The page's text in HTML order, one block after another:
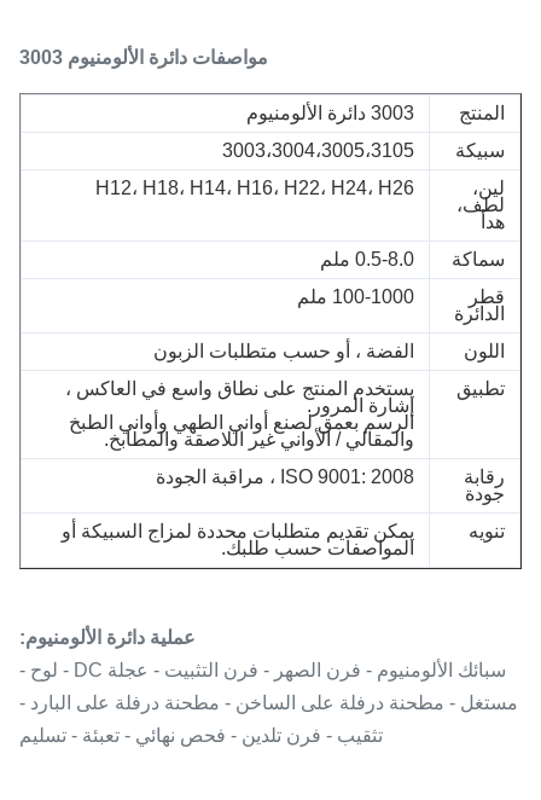
مواصفات دائرة الألومنيوم 3003
المنتج
3003 دائرة الألومنيوم
سبيكة
3003،3004،3005،3105
لين،
لطف،
هدأ
H12، H18، H14، H16، H22، H24، H26
سماكة
0.5-8.0 ملم
قطر
الدائرة
100-1000 ملم
اللون
الفضة ، أو حسب متطلبات الزبون
تطبيق
يستخدم المنتج على نطاق واسع في العاكس ،
إشارة المرور.
الرسم بعمق لصنع أواني الطهي وأواني الطبخ
والمقالي / الأواني غير اللاصقة والمطابخ.
رقابة
جودة
ISO 9001: 2008 ، مراقبة الجودة
تنويه
يمكن تقديم متطلبات محددة لمزاج السبيكة أو
المواصفات حسب طلبك.
عملية دائرة الألومنيوم:
سبائك الألومنيوم - فرن الصهر - فرن التثبيت - عجلة DC - لوح -
مستغل - مطحنة درفلة على الساخن - مطحنة درفلة على البارد -
تثقيب - فرن تلدين - فحص نهائي - تعبئة - تسليم